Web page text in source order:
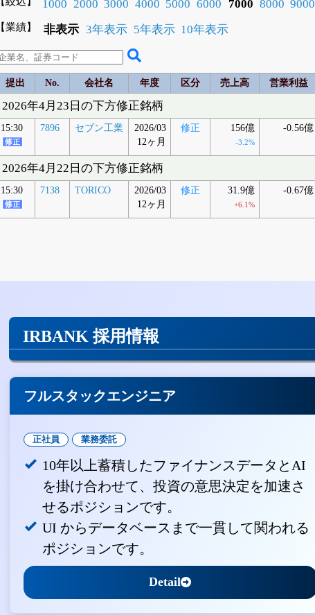
1000 2000 3000 4000 5000 6000 7000 8000 9000
【業績】 非表示 3年表示 5年表示 10年表示
提出 No. 会社名 年度 区分 売上高 営業利益
2026年4月23日の下方修正銘柄
15:30 7896 セブン工業
2026/03
12ヶ月
修正 156億
-3.2%
-0.56億
2026年4月22日の下方修正銘柄
15:30 7138 TORICO
2026/03
12ヶ月
修正 31.9億
+6.1%
-0.67億
IRBANK 採用情報
フルスタックエンジニア
正社員 業務委託
10年以上蓄積したファイナンスデータとAI
を掛け合わせて、投資の意思決定を加速さ
せるポジションです。
UI からデータベースまで一貫して関われる
ポジションです。
Detail